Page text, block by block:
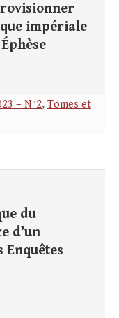
impériale
– N°2, Tomes et
du
d’un